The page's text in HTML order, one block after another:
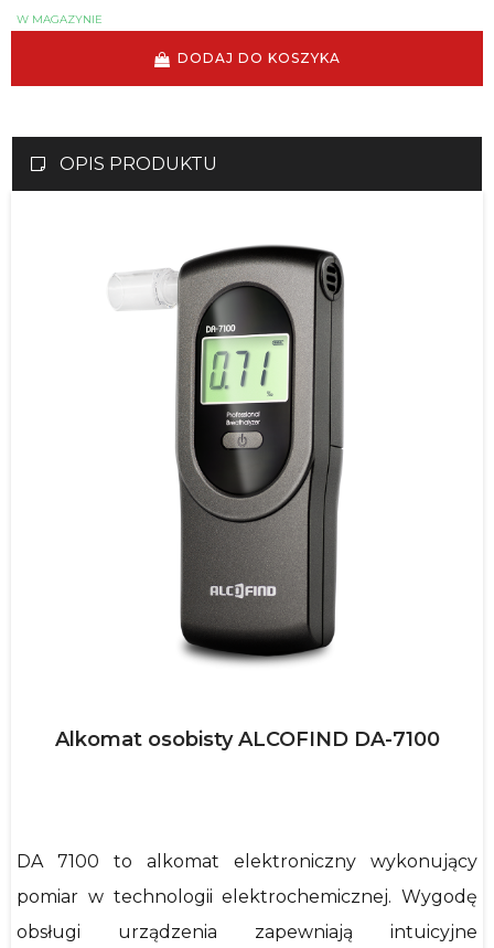
W MAGAZYNIE
DODAJ DO KOSZYKA
OPIS PRODUKTU
Alkomat osobisty ALCOFIND DA-7100
DA 7100 to alkomat elektroniczny wykonujący
pomiar w technologii elektrochemicznej. Wygodę
obsługi urządzenia zapewniają intuicyjne